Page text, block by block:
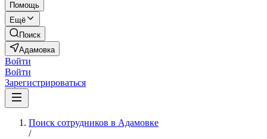
Помощь
Ещё
Поиск
Адамовка
Войти
Войти
Зарегистрироваться
Поиск сотрудников в Адамовке
/